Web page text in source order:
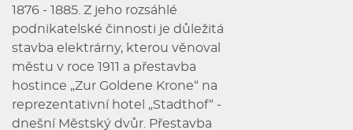
1876 - 1885. Z jeho rozsáhlé
podnikatelské činnosti je důležitá
stavba elektrárny, kterou věnoval
městu v roce 1911 a přestavba
hostince „Zur Goldene Krone“ na
reprezentativní hotel „Stadthof“ -
dnešní Městský dvůr. Přestavba